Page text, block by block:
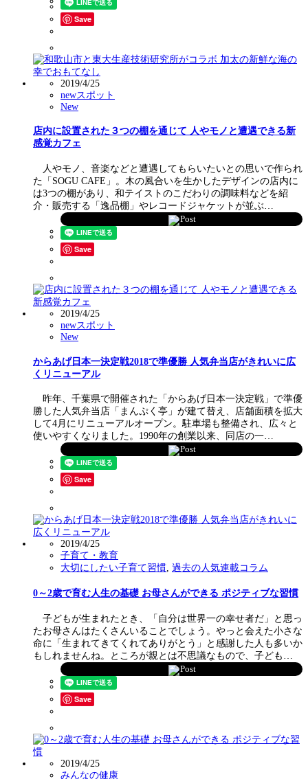
Save
2019/4/25
newスポット
New
店内に設置された３つの棚を通じて 人やモノと遭遇できる新
感覚カフェ
人やモノ、音楽などと遭遇してもらいたいとの思いで作られ
た「SOGU CAFE」。木の風合いを生かしたデザインの店内に
は3つの棚があり、和テイストのこだわりの調味料などを紹
介・販売する「逸品棚」やレコードジャケットが並ぶ…
Post
Save
2019/4/25
newスポット
New
からあげ日本一決定戦2018で準優勝 人気弁当店がきれいに広
くリニューアル
昨年、千葉県で開催された「からあげ日本一決定戦」で準優
勝した人気弁当店「まんぷく亭」が建て替え、店舗面積を拡大
して4月にリニューアルオープン。駐車場も整備され、広々と
使いやすくなりました。1990年の創業以来、同店の一…
Post
Save
2019/4/25
子育て・教育
大切にしたい子育て習慣, 過去の人気連載コラム
0～2歳で育む人生の基礎 お母さんができる ポジティブな習慣
子どもが生まれたとき、「自分は世界一の幸せ者だ」と思っ
たお母さんはたくさんいることでしょう。やっと会えた小さな
命に「生まれてきてくれてありがとう」と感謝した人も多いか
もしれませんね。ところが親とは不思議なもので、子ども…
Post
Save
2019/4/25
みんなの健康